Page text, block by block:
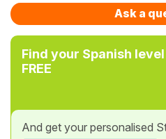
Ask a
Find your Spanish
FREE
And get your personalised